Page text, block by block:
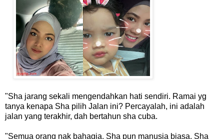
"Sha jarang sekali mengendahkan hati sendiri. Ramai yg
tanya kenapa Sha pilih Jalan ini? Percayalah, ini adalah
jalan yang terakhir, dah bertahun sha cuba.
"Semua orang nak bahagia. Sha pun manusia biasa. Sha